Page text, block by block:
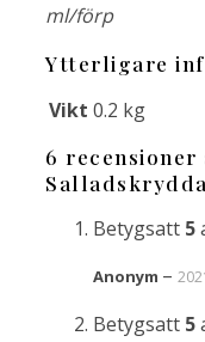
ml/förp
Ytterligare
Vikt 0.2 kg
6 recensioner
Betygsatt 5
Anonym –
Betygsatt 5